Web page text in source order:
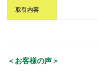
取引内容
＜お客様の声＞